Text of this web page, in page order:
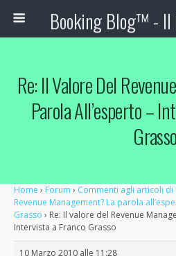
Re: Il Valore Del
Parola All’esperto –
Grasso
Home › Forum › Commenti agli articoli di
Revenue Management? La parola
Grasso › Re: Il valore del Revenue
Intervista a Franco Grasso
10 Marzo 2010 alle 11:28